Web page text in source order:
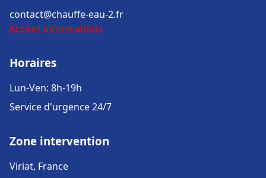
contact@chauffe-eau-2.fr
Accueil Informations
Horaires
Lun-Ven: 8h-19h
Service d'urgence 24/7
Zone intervention
Viriat, France